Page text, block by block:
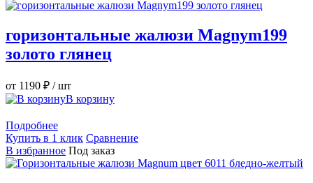
горизонтальные жалюзи Magnym199
золото глянец
от 1190 ₽ / шт
В корзину
Подробнее
Купить в 1 клик Сравнение
В избранное Под заказ